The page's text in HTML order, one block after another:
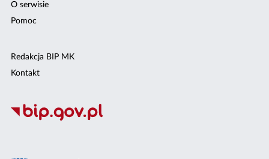
O serwisie
Pomoc
Redakcja BIP MK
Kontakt